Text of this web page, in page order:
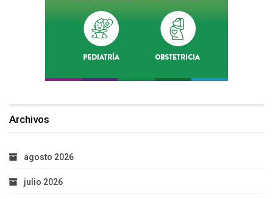
Archivos
agosto 2026
julio 2026